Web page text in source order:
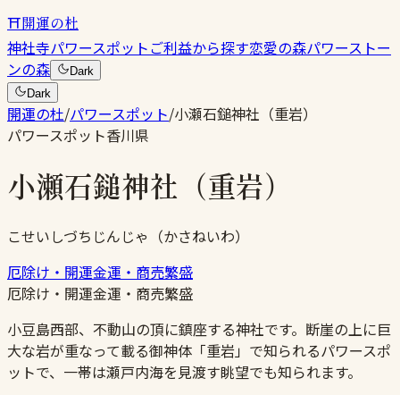
⛩開運の杜
神社寺パワースポットご利益から探す恋愛の森パワーストー
ンの森
Dark
Dark
開運の杜/パワースポット/小瀬石鎚神社（重岩）
パワースポット香川県
小瀬石鎚神社（重岩）
こせいしづちじんじゃ（かさねいわ）
厄除け・開運金運・商売繁盛
厄除け・開運金運・商売繁盛
小豆島西部、不動山の頂に鎮座する神社です。断崖の上に巨
大な岩が重なって載る御神体「重岩」で知られるパワースポ
ットで、一帯は瀬戸内海を見渡す眺望でも知られます。